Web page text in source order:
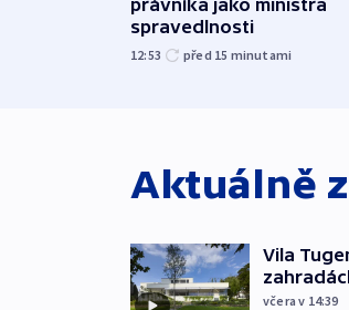
právníka jako ministra
spravedlnosti
12:53 před 15 minutami
Aktuálně
Vila
včera v 14:39